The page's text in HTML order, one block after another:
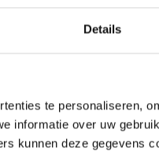
Details
te personaliseren,
informatie over uw
kunnen deze gegevens
Medische
Medicijn- en